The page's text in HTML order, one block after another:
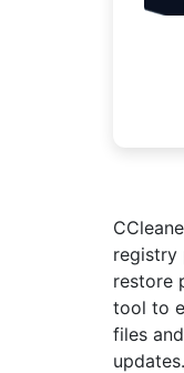
registry
restore
tool to
files
updates.